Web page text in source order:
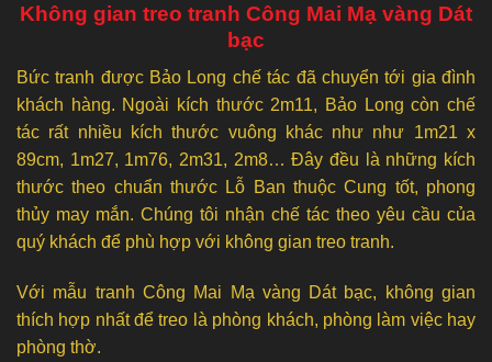
Không gian treo tranh Công Mai Mạ vàng Dát
bạc
Bức tranh được Bảo Long chế tác đã chuyển tới gia đình
khách hàng. Ngoài kích thước 2m11, Bảo Long còn chế
tác rất nhiều kích thước vuông khác như như 1m21 x
89cm, 1m27, 1m76, 2m31, 2m8… Đây đều là những kích
thước theo chuẩn thước Lỗ Ban thuộc Cung tốt, phong
thủy may mắn. Chúng tôi nhận chế tác theo yêu cầu của
quý khách để phù hợp với không gian treo tranh.
Với mẫu tranh Công Mai Mạ vàng Dát bạc, không gian
thích hợp nhất để treo là phòng khách, phòng làm việc hay
phòng thờ.